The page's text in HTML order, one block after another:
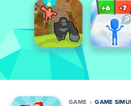
GAME GAME